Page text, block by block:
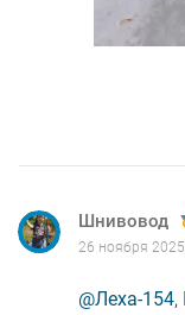
Шнивовод
26 ноября
@Леха-154,